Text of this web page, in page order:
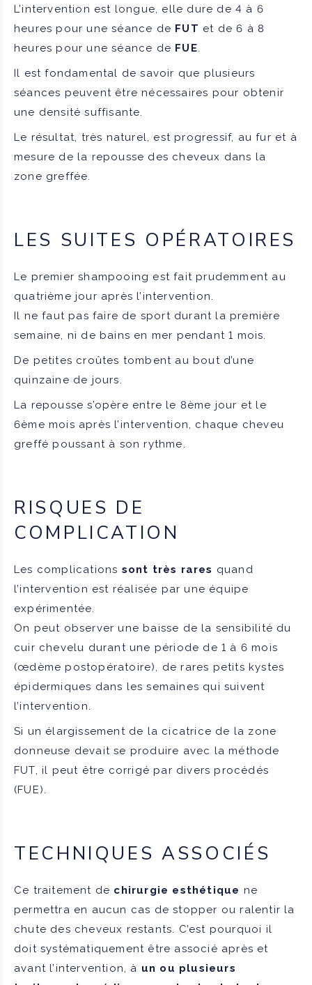
L’intervention est longue, elle dure de 4 à 6
heures pour une séance de FUT et de 6 à 8
heures pour une séance de FUE.
Il est fondamental de savoir que plusieurs
séances peuvent être nécessaires pour obtenir
une densité suffisante.
Le résultat, très naturel, est progressif, au fur et à
mesure de la repousse des cheveux dans la
zone greffée.
LES SUITES OPÉRATOIRES
Le premier shampooing est fait prudemment au
quatrième jour après l’intervention.
Il ne faut pas faire de sport durant la première
semaine, ni de bains en mer pendant 1 mois.
De petites croûtes tombent au bout d’une
quinzaine de jours.
La repousse s’opère entre le 8ème jour et le
6ème mois après l’intervention, chaque cheveu
greffé poussant à son rythme.
RISQUES DE
COMPLICATION
Les complications sont très rares quand
l’intervention est réalisée par une équipe
expérimentée.
On peut observer une baisse de la sensibilité du
cuir chevelu durant une période de 1 à 6 mois
(œdème postopératoire), de rares petits kystes
épidermiques dans les semaines qui suivent
l’intervention.
Si un élargissement de la cicatrice de la zone
donneuse devait se produire avec la méthode
FUT, il peut être corrigé par divers procédés
(FUE).
TECHNIQUES ASSOCIÉS
Ce traitement de chirurgie esthétique ne
permettra en aucun cas de stopper ou ralentir la
chute des cheveux restants. C’est pourquoi il
doit systématiquement être associé après et
avant l’intervention, à un ou plusieurs